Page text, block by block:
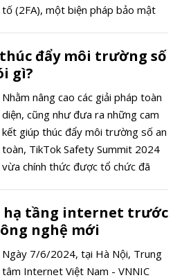
tố (2FA), một biện pháp bảo mật
đẩy môi trường số
gì?
Nhằm nâng cao các giải pháp toàn
diện, cũng như đưa ra những cam
kết giúp thúc đẩy môi trường số an
toàn, TikTok Safety Summit 2024
vừa chính thức được tổ chức đã
người dùng trên nền tảng.
hạ tầng internet trước
nghệ mới
Ngày 7/6/2024, tại Hà Nội, Trung
tâm Internet Việt Nam - VNNIC